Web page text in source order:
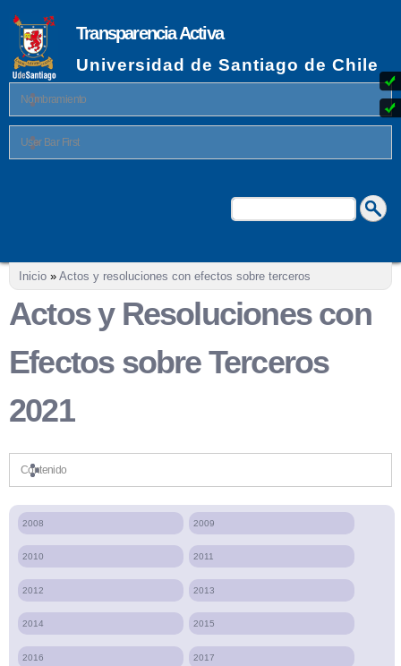
contenido
principal
Transparencia Activa
Universidad de Santiago de Chile
Nombramiento
User Bar First
Formulario de búsqueda
Buscar
Se encuentra usted aquí
Inicio » Actos y resoluciones con efectos sobre terceros
Actos y Resoluciones con
Efectos sobre Terceros
2021
Contenido
2008 2009
2010 2011
2012 2013
2014 2015
2016 2017